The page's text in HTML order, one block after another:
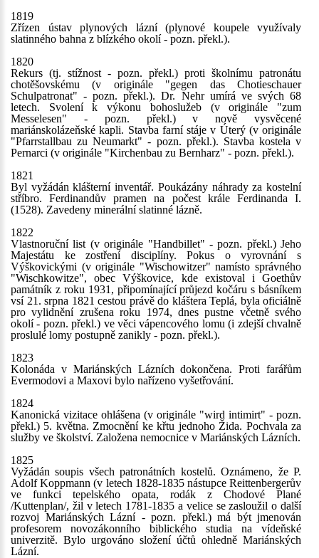
1819
Zřízen ústav plynových lázní (plynové koupele využívaly
slatinného bahna z blízkého okolí - pozn. překl.).
1820
Rekurs (tj. stížnost - pozn. překl.) proti školnímu patronátu
chotěšovskému (v originále "gegen das Chotieschauer
Schulpatronat" - pozn. překl.). Dr. Nehr umírá ve svých 68
letech. Svolení k výkonu bohoslužeb (v originále "zum
Messelesen" - pozn. překl.) v nově vysvěcené
mariánskolázeňské kapli. Stavba farní stáje v Úterý (v originále
"Pfarrstallbau zu Neumarkt" - pozn. překl.). Stavba kostela v
Pernarci (v originále "Kirchenbau zu Bernharz" - pozn. překl.).
1821
Byl vyžádán klášterní inventář. Poukázány náhrady za kostelní
stříbro. Ferdinandův pramen na počest krále Ferdinanda I.
(1528). Zavedeny minerální slatinné lázně.
1822
Vlastnoruční list (v originále "Handbillet" - pozn. překl.) Jeho
Majestátu ke zostření disciplíny. Pokus o vyrovnání s
Výškovickými (v originále "Wischowitzer" namísto správného
"Wischkowitze", obec Výškovice, kde existoval i Goethův
památník z roku 1931, připomínající průjezd kočáru s básníkem
vsí 21. srpna 1821 cestou právě do kláštera Teplá, byla oficiálně
pro vylidnění zrušena roku 1974, dnes pustne včetně svého
okolí - pozn. překl.) ve věci vápencového lomu (i zdejší chvalně
proslulé lomy postupně zanikly - pozn. překl.).
1823
Kolonáda v Mariánských Lázních dokončena. Proti farářům
Evermodovi a Maxovi bylo nařízeno vyšetřování.
1824
Kanonická vizitace ohlášena (v originále "wird intimirt" - pozn.
překl.) 5. května. Zmocnění ke křtu jednoho Žida. Pochvala za
služby ve školství. Založena nemocnice v Mariánských Lázních.
1825
Vyžádán soupis všech patronátních kostelů. Oznámeno, že P.
Adolf Koppmann (v letech 1828-1835 nástupce Reittenbergerův
ve funkci tepelského opata, rodák z Chodové Plané
/Kuttenplan/, žil v letech 1781-1835 a velice se zasloužil o další
rozvoj Mariánských Lázní - pozn. překl.) má být jmenován
profesorem novozákonního biblického studia na vídeňské
univerzitě. Bylo urgováno složení účtů ohledně Mariánských
Lázní.